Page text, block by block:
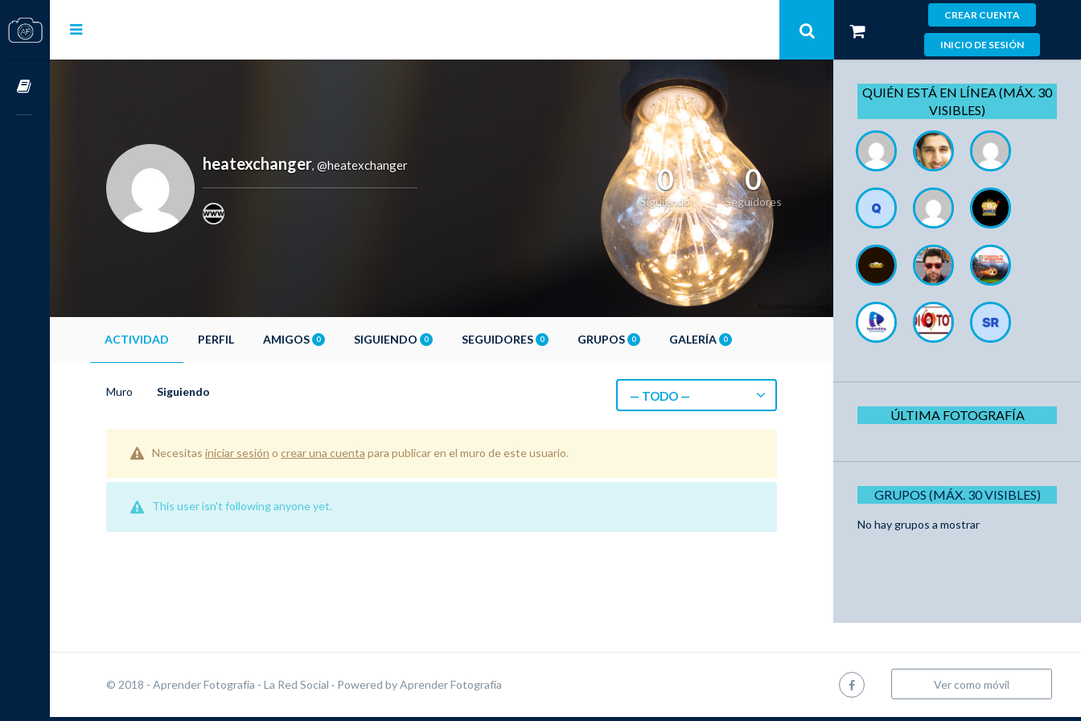
CREAR CUENTA
INICIO DE SESIÓN
heatexchanger, @heatexchanger 0
Siguiendo
0
Seguidores
ACTIVIDAD PERFIL AMIGOS 0 SIGUIENDO 0 SEGUIDORES 0 GRUPOS 0 GALERÍA 0
Muro Siguiendo — TODO —
Necesitas iniciar sesión o crear una cuenta para publicar en el muro de este usuario.
This user isn't following anyone yet.
QUIÉN ESTÁ EN LÍNEA (MÁX. 30
VISIBLES)
ÚLTIMA FOTOGRAFÍA
GRUPOS (MÁX. 30 VISIBLES)
No hay grupos a mostrar
© 2018 - Aprender Fotografía - La Red Social · Powered byAprender Fotografía